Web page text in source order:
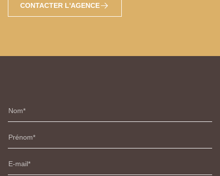
CONTACTER L'AGENCE
Nom
Prénom
E-mail